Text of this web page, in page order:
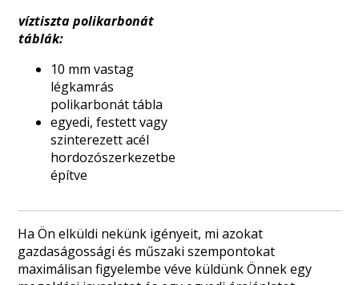
víztiszta polikarbonát
táblák:
10 mm vastag
légkamrás
polikarbonát tábla
egyedi, festett vagy
szinterezett acél
hordozószerkezetbe
építve
Ha Ön elküldi nekünk igényeit, mi azokat
gazdaságossági és műszaki szempontokat
maximálisan figyelembe véve küldünk Önnek egy